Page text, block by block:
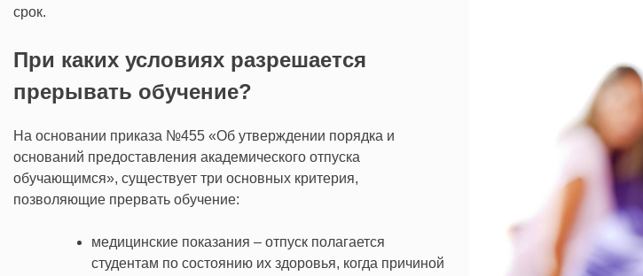
срок.
При каких условиях разрешается
прерывать обучение?
На основании приказа №455 «Об утверждении порядка и
оснований предоставления академического отпуска
обучающимся», существует три основных критерия,
позволяющие прервать обучение:
медицинские показания – отпуск полагается
студентам по состоянию их здоровья, когда причиной